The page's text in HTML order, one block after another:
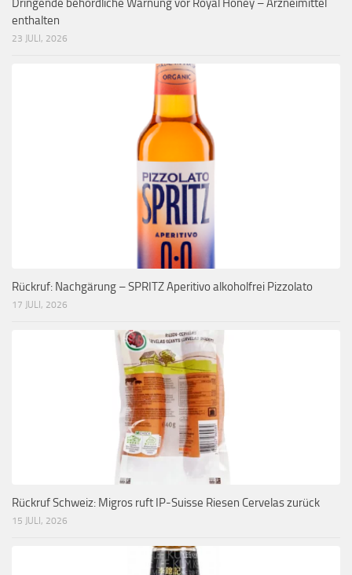
enthalten
23 JULI, 2026
Rückruf: Nachgärung – SPRITZ Aperitivo alkoholfrei Pizzolato
17 JULI, 2026
Rückruf Schweiz: Migros ruft IP-Suisse Riesen Cervelas zurück
15 JULI, 2026